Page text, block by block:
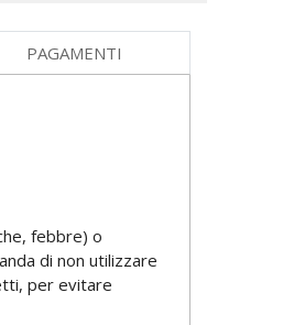
PAGAMENTI
febbre) o
di non utilizzare
per evitare